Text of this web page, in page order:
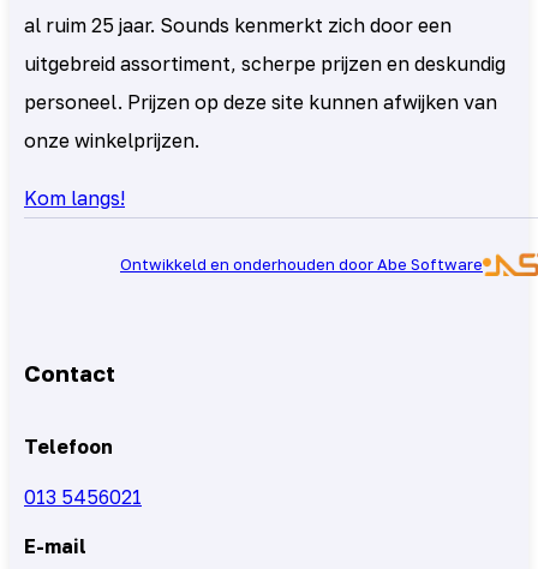
al ruim 25 jaar. Sounds kenmerkt zich door een
uitgebreid assortiment, scherpe prijzen en deskundig
personeel. Prijzen op deze site kunnen afwijken van
onze winkelprijzen.
Kom langs!
Ontwikkeld en onderhouden door Abe Software
Contact
Telefoon
013 5456021
E-mail